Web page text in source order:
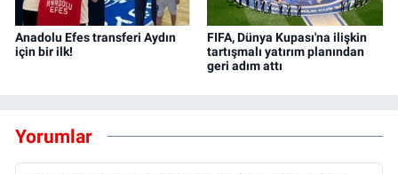
Anadolu Efes transferi Aydın
için bir ilk!
FIFA, Dünya Kupası'na ilişkin
tartışmalı yatırım planından
geri adım attı
Yorumlar